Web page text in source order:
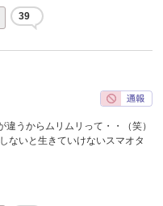
39
うからムリムリって・・（笑）
ないと生きていけないスマオタ